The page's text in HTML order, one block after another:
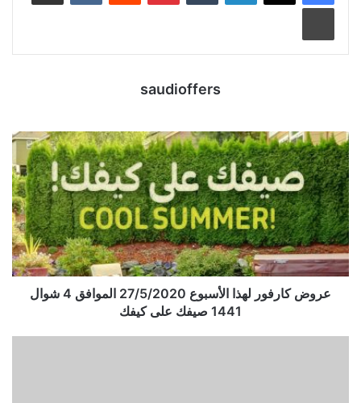
saudioffers
عروض كارفور لهذا الأسبوع 27/5/2020 الموافق 4 شوال
1441 صيفك على كيفك